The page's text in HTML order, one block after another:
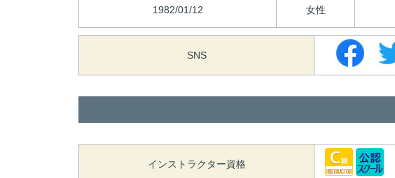
1982/01/12 女性
SNS
インストラクター資格